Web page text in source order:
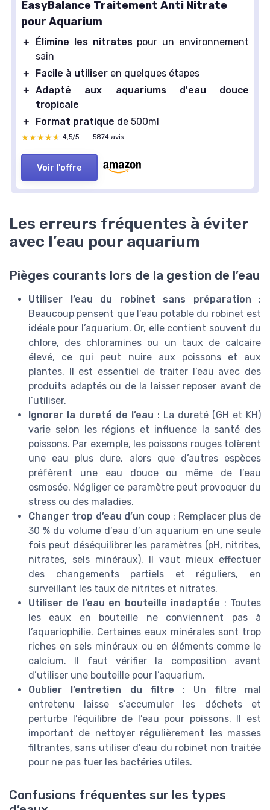
EasyBalance Traitement Anti Nitrate
pour Aquarium
＋ Élimine les nitratespour un environnement
sain
＋
Facile à utiliser en quelques étapes
＋ Adapté aux aquariums d'eau douce
tropicale
＋
Format pratique de 500ml
★★★★★
★★★★★ 4,5/5 — 5874 avis
Voir l'offre
Les erreurs fréquentes à éviter
avec l’eau pour aquarium
Pièges courants lors de la gestion de l’eau
Utiliser l’eau du robinet sans préparation :
Beaucoup pensent que l’eau potable du robinet est
idéale pour l’aquarium. Or, elle contient souvent du
chlore, des chloramines ou un taux de calcaire
élevé, ce qui peut nuire aux poissons et aux
plantes. Il est essentiel de traiter l’eau avec des
produits adaptés ou de la laisser reposer avant de
l’utiliser.
Ignorer la dureté de l’eau : La dureté (GH et KH)
varie selon les régions et influence la santé des
poissons. Par exemple, les poissons rouges tolèrent
une eau plus dure, alors que d’autres espèces
préfèrent une eau douce ou même de l’eau
osmosée. Négliger ce paramètre peut provoquer du
stress ou des maladies.
Changer trop d’eau d’un coup : Remplacer plus de
30 % du volume d’eau d’un aquarium en une seule
fois peut déséquilibrer les paramètres (pH, nitrites,
nitrates, sels minéraux). Il vaut mieux effectuer
des changements partiels et réguliers, en
surveillant les taux de nitrites et nitrates.
Utiliser de l’eau en bouteille inadaptée : Toutes
les eaux en bouteille ne conviennent pas à
l’aquariophilie. Certaines eaux minérales sont trop
riches en sels minéraux ou en éléments comme le
calcium. Il faut vérifier la composition avant
d’utiliser une bouteille pour l’aquarium.
Oublier l’entretien du filtre : Un filtre mal
entretenu laisse s’accumuler les déchets et
perturbe l’équilibre de l’eau pour poissons. Il est
important de nettoyer régulièrement les masses
filtrantes, sans utiliser d’eau du robinet non traitée
pour ne pas tuer les bactéries utiles.
Confusions fréquentes sur les types